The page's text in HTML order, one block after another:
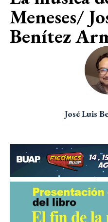
Meneses/
Benítez
José Luis